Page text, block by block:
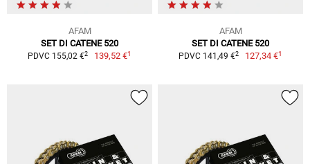
AFAM
SET DI CATENE 520
PDVC 155,02 €2 139,52 €1
AFAM
SET DI CATENE 520
PDVC 141,49 €2 127,34 €1